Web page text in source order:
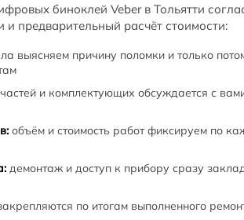
изображения
цифрового
цифрового
цифрового бинокля
отсека
биноклей Veber в Тольятти
и предварительный расчёт стоимости:
выясняем причину поломки и только
и комплектующих обсуждается с
объём и стоимость работ фиксируем по
демонтаж и доступ к прибору сразу
по итогам выполненного